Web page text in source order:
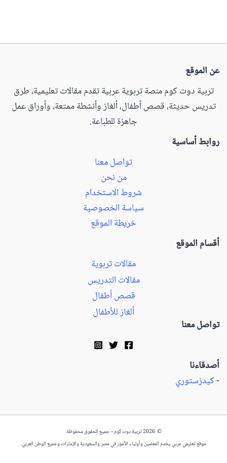
عن الموقع
تربية دوت كوم منصة تربوية عربية تقدم مقالات تعليمية، طرق
تدريس حديثة، قصص أطفال، ألغاز وأنشطة ممتعة، وأوراق عمل
جاهزة للطباعة.
روابط أساسية
تواصل معنا
من نحن
شروط الاستخدام
سياسة الخصوصية
خريطة الموقع
أقسام الموقع
مقالات تربوية
مقالات التدريس
قصص أطفال
ألغاز للأطفال
تواصل معنا
أصدقاءنا
-كيدزستوري
© 2026 تربية دوت كوم – جميع الحقوق محفوظة.
موقع تعليمي عربي يخدم المعلمين وأولياء الأمور في مصر والسعودية والإمارات وجميع الوطن العربي.